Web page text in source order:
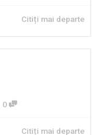
Citiți mai departe
0
Citiți mai departe